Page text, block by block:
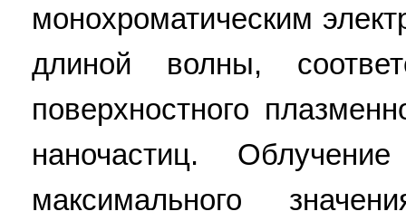
монохроматическим
длиной волны,
поверхностного
наночастиц.
максимального